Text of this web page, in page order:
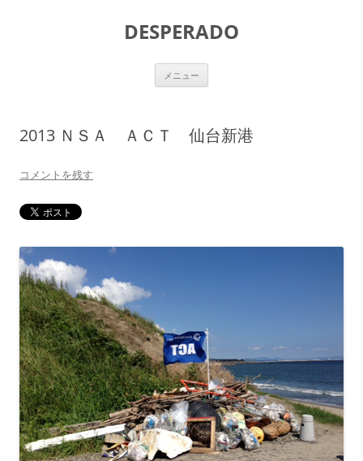
DESPERADO
メニュー
へ
ス
キ
2013 ＮＳＡ ＡＣＴ 仙台新港
コメントを残す